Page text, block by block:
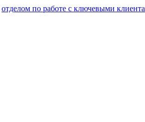
отделом по работе с ключевыми